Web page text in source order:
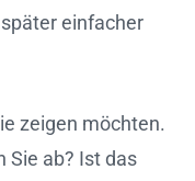
einfacher
zeigen möchten.
Sie ab? Ist das